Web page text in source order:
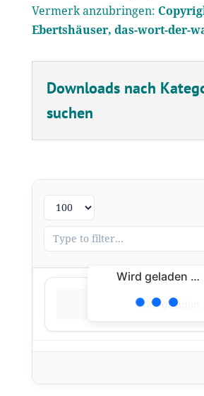
Vermerk anzubringen:
Ebertshäuser, das-wort-der-
Downloads nach
suchen
Wird geladen …
Wird geladen …